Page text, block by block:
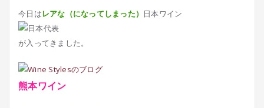
今日はレアな（になってしまった） 日本ワイン
が入ってきました。
熊本ワイン